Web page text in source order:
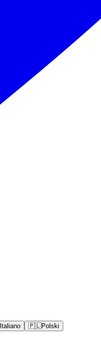
Italiano 🇵🇱Polski